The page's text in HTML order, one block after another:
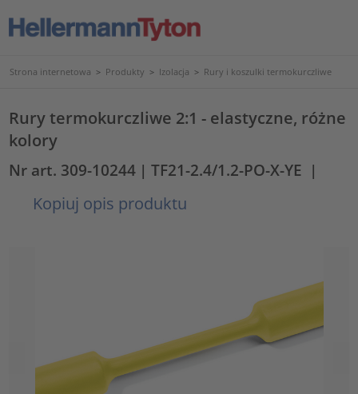
Strona internetowa > Produkty > Izolacja > Rury i koszulki termokurczliwe
Rury termokurczliwe 2:1 - elastyczne, różne
kolory
Nr art. 309-10244 | TF21-2.4/1.2-PO-X-YE |
Kopiuj opis produktu